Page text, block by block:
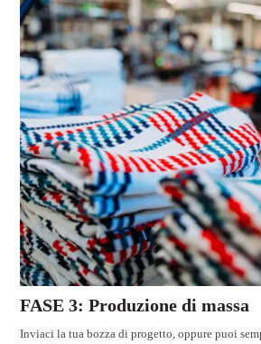
FASE 3: Produzione di massa
Inviaci la tua bozza di progetto, oppure puoi